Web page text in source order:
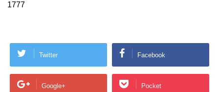
1777
Twitter Facebook
Google+ Pocket